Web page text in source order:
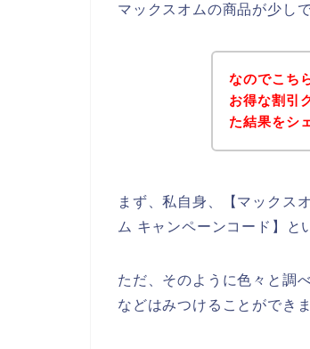
マックスオムの商品が少し
なのでこち
お得な割引
た結果をシ
まず、私自身、【マックス
ム キャンペーンコード】と
ただ、そのように色々と調
などはみつけることができ